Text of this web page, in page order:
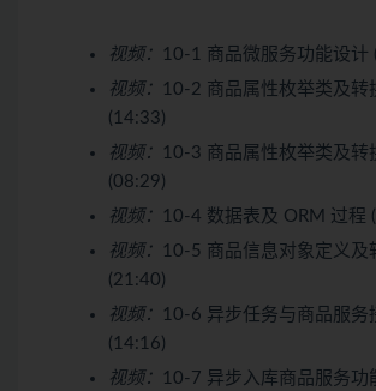
视频：
10-1 商品微服务功能设计
视频：
10-2 商品属性枚举类及转
(14:33)
视频：
10-3 商品属性枚举类及转
(08:29)
视频：
10-4 数据表及 ORM 过程
视频：
10-5 商品信息对象定义及
(21:40)
视频：
10-6 异步任务与商品服务
(14:16)
视频：
10-7 异步入库商品服务功